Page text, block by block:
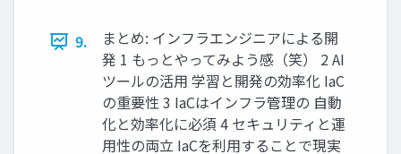
9.
まとめ: インフラエンジニアによる開
発 1 もっとやってみよう感（笑） 2 AI
ツールの活⽤ 学習と開発の効率化 IaC
の重要性 3 IaCはインフラ管理の ⾃動
化と効率化に必須 4 セキュリティと運
⽤性の両⽴ IaCを利⽤することで現実